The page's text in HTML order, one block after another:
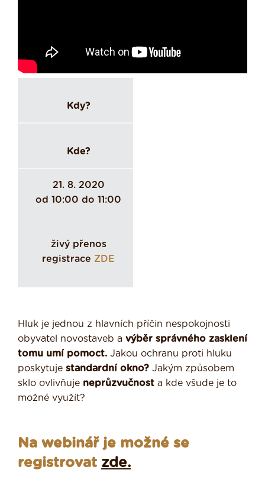
Kdy?
Kde?
21. 8. 2020
od 10:00 do 11:00
živý přenos
registrace ZDE
Hluk je jednou z hlavních příčin nespokojnosti
obyvatel novostaveb a výběr správného zasklení
tomu umí pomoct. Jakou ochranu proti hluku
poskytuje standardní okno? Jakým způsobem
sklo ovlivňuje neprůzvučnost a kde všude je to
možné využít?
Na webinář je možné se
registrovat zde.